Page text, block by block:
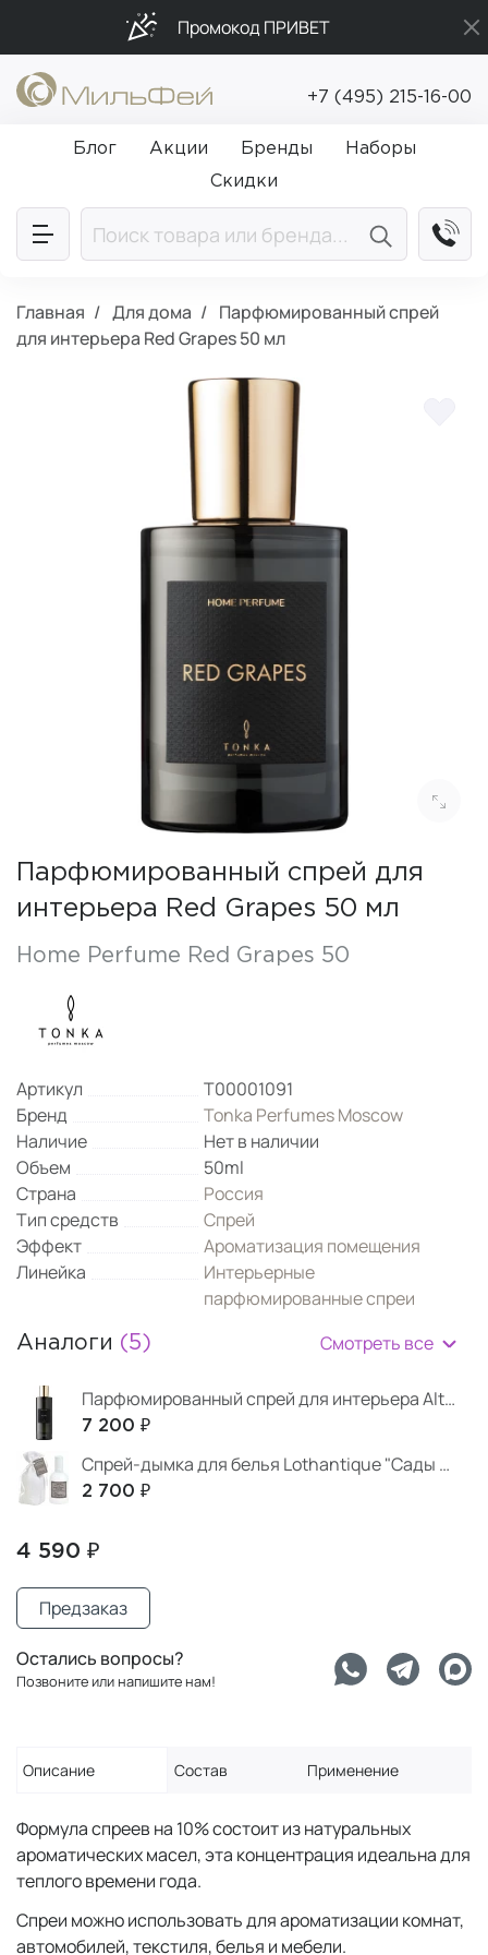
Промокод ПРИВЕТ
Подарки в каждый заказ от 5 000₽
Бесплатная доставка от 5 000₽
+7 (495) 215-16-00
Блог Акции Бренды
Наборы
Скидки
Главная Для дома
Парфюмированный спрей
для интерьера Red Grapes 50 мл
Парфюмированный спрей для
интерьера Red Grapes 50 мл
Home Perfume Red Grapes 50
Артикул
Т00001091
Бренд
Tonka Perfumes Moscow
Наличие
Нет в наличии
Объем
50ml
Страна
Россия
Тип средств
Спрей
Эффект
Ароматизация помещения
Линейка
Интерьерные
парфюмированные спреи
Аналоги (5) Смотреть все
Парфюмированный спрей для интерьера Altai 100 мл
7 200 ₽
Спрей-дымка для белья Lothantique "Сады Элизы"
2 700 ₽
4 590 ₽
Предзаказ
Остались вопросы?
Позвоните или напишите нам!
Описание Состав Применение
Формула спреев на 10% состоит из натуральных
ароматических масел, эта концентрация идеальна для
теплого времени года.
Спреи можно использовать для ароматизации комнат,
автомобилей, текстиля, белья и мебели.